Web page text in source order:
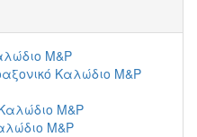
M&P
Καλώδιο M&P
M&P
M&P